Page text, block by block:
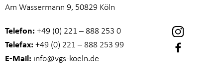
Am Wassermann 9, 50829 Köln
Telefon: +49 (0) 221 – 888 253 0
Telefax: +49 (0) 221 – 888 253 99
E-Mail: info@vgs-koeln.de